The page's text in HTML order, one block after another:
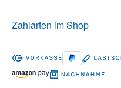
Zahlarten im Shop